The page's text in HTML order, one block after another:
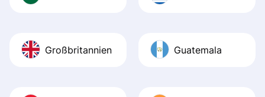
Großbritannien Guatemala